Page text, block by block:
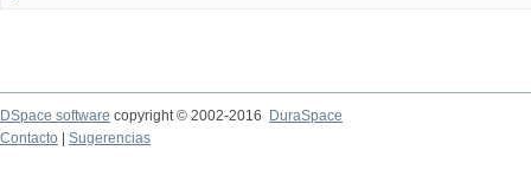
DSpace software copyright © 2002-2016
DuraSpace
Contacto
Sugerencias